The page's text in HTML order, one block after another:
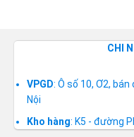
CHI
VPGD: Ô số 10, Ơ2,
Nội
Kho hàng: K5 - đường